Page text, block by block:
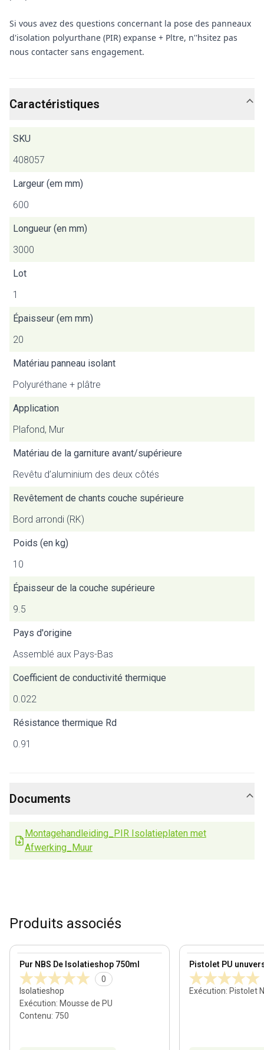
Si vous avez des questions concernant la pose des panneaux
d'isolation polyurthane (PIR) expanse + Pltre, n''hsitez pas
nous contacter sans engagement.
Caractéristiques
SKU
408057
Largeur (em mm)
600
Longueur (en mm)
3000
Lot
1
Épaisseur (em mm)
20
Matériau panneau isolant
Polyuréthane + plâtre
Application
Plafond, Mur
Matériau de la garniture avant/supérieure
Revêtu d’aluminium des deux côtés
Revêtement de chants couche supérieure
Bord arrondi (RK)
Poids (en kg)
10
Épaisseur de la couche supérieure
9.5
Pays d'origine
Assemblé aux Pays-Bas
Coefficient de conductivité thermique
0.022
Résistance thermique Rd
0.91
Documents
Montagehandleiding_PIR Isolatieplaten met
Afwerking_Muur
Produits associés
Pur NBS De Isolatieshop 750ml
0
Isolatieshop
Exécution: Mousse de PU
Contenu: 750
View product Pistolet PU
Exécution: Pistolet
View product